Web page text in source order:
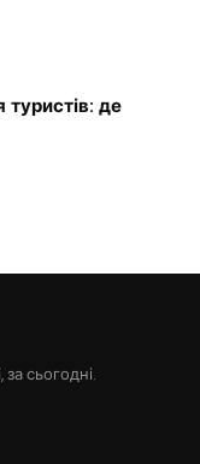
туристів: де
сьогодні.